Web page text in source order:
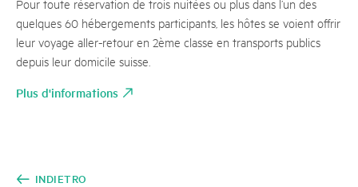
Pour toute réservation de trois nuitées ou plus dans l’un des
quelques 60 hébergements participants, les hôtes se voient offrir
leur voyage aller-retour en 2ème classe en transports publics
depuis leur domicile suisse.
Plus d'informations
INDIETRO